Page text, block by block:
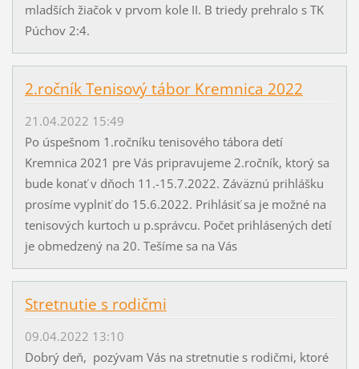
mladších žiačok v prvom kole II. B triedy prehralo s TK
Púchov 2:4.
2.ročník Tenisový tábor Kremnica 2022
21.04.2022 15:49
Po úspešnom 1.ročníku tenisového tábora detí
Kremnica 2021 pre Vás pripravujeme 2.ročník, ktorý sa
bude konať v dňoch 11.-15.7.2022. Záväznú prihlášku
prosíme vyplniť do 15.6.2022. Prihlásiť sa je možné na
tenisových kurtoch u p.správcu. Počet prihlásených detí
je obmedzený na 20. Tešíme sa na Vás
Stretnutie s rodičmi
09.04.2022 13:10
Dobrý deň, pozývam Vás na stretnutie s rodičmi, ktoré